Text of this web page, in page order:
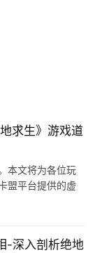
求生》游戏道
本文将为各位玩
盟平台提供的虚
-深入剖析绝地